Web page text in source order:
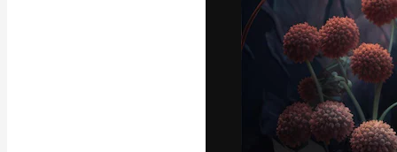
Modelos 3D
Fontes
A plataforma
seu melhor
assinantes
agências e
Português